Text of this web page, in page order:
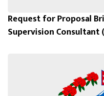
Request for Proposal
Supervision Consultant